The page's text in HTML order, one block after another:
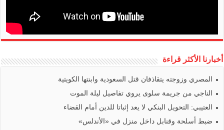
أخبارنا الأكثر قراءة
المصري وزوجته يتقاذفان قتل السعودية وابنتها الكويتية
الناجي من جريمة سلوى يروي تفاصيل ليلة الموت
العتيبي: التحويل البنكي لا يعد إثباتا للدين أمام القضاء
ضبط أسلحة وقنابل داخل منزل في «الأندلس»